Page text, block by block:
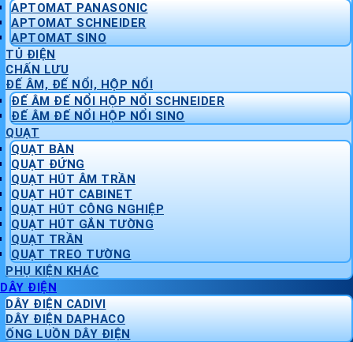
APTOMAT PANASONIC
APTOMAT SCHNEIDER
APTOMAT SINO
TỦ ĐIỆN
CHẤN LƯU
ĐẾ ÂM, ĐẾ NỔI, HỘP NỔI
ĐẾ ÂM ĐẾ NỔI HỘP NỔI SCHNEIDER
ĐẾ ÂM ĐẾ NỔI HỘP NỔI SINO
QUẠT
QUẠT BÀN
QUẠT ĐỨNG
QUẠT HÚT ÂM TRẦN
QUẠT HÚT CABINET
QUẠT HÚT CÔNG NGHIỆP
QUẠT HÚT GẮN TƯỜNG
QUẠT TRẦN
QUẠT TREO TƯỜNG
PHỤ KIỆN KHÁC
DÂY ĐIỆN
DÂY ĐIỆN CADIVI
DÂY ĐIỆN DAPHACO
ỐNG LUỒN DÂY ĐIỆN